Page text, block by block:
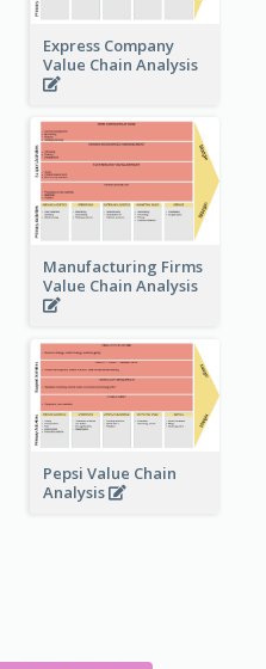
Express Company
Value Chain Analysis
Manufacturing Firms
Value Chain Analysis
Pepsi Value Chain
Analysis